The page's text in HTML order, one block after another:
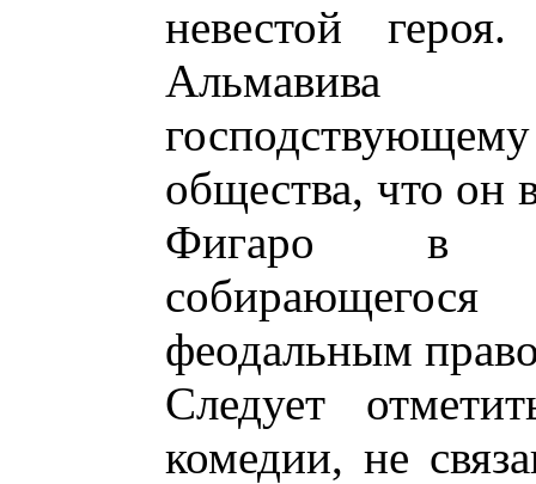
невестой
общества, что он
Фигаро в
феодальным
Следует
комедии, не